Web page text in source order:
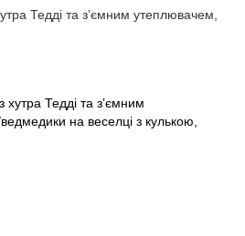
Тедді та зʼємним утеплювачем,